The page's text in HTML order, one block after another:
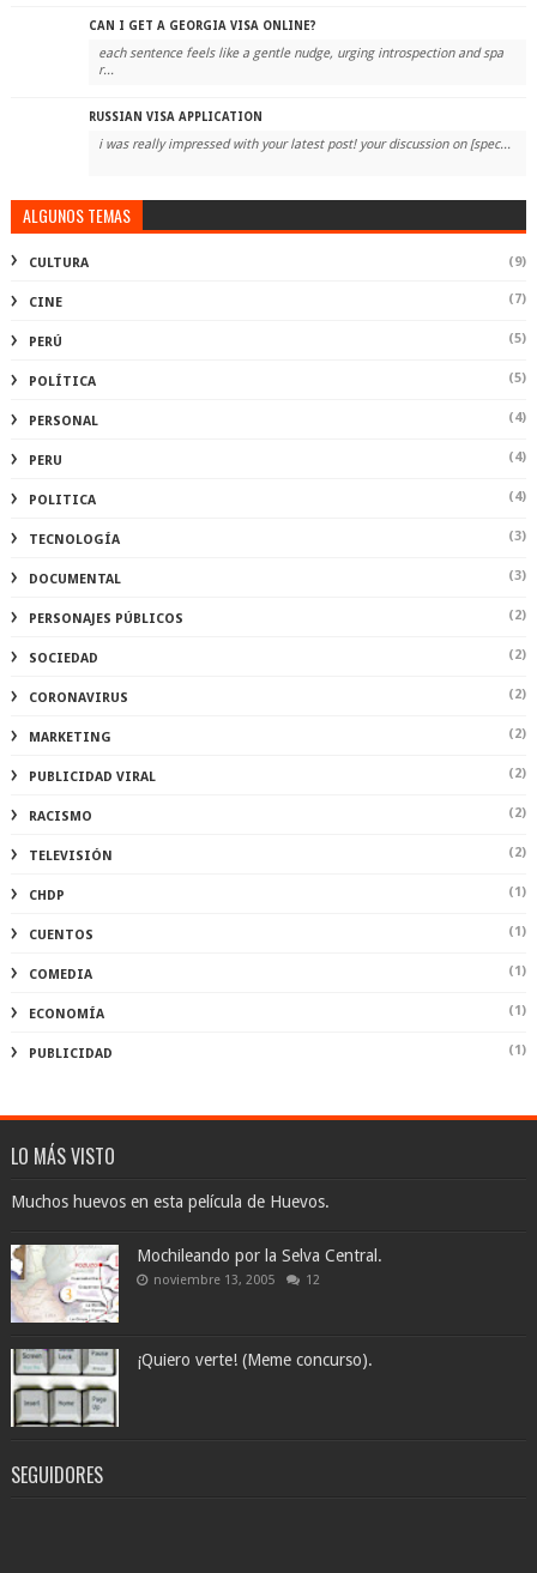
CAN I GET A GEORGIA VISA ONLINE?
each sentence feels like a gentle nudge, urging introspection and spa
r...
RUSSIAN VISA APPLICATION
i was really impressed with your latest post! your discussion on [spec...
ALGUNOS TEMAS
CULTURA (9)
CINE (7)
PERÚ (5)
POLÍTICA (5)
PERSONAL (4)
PERU (4)
POLITICA (4)
TECNOLOGÍA (3)
DOCUMENTAL (3)
PERSONAJES PÚBLICOS (2)
SOCIEDAD (2)
CORONAVIRUS (2)
MARKETING (2)
PUBLICIDAD VIRAL (2)
RACISMO (2)
TELEVISIÓN (2)
CHDP (1)
CUENTOS (1)
COMEDIA (1)
ECONOMÍA (1)
PUBLICIDAD (1)
LO MÁS VISTO
Muchos huevos en esta película de Huevos.
Mochileando por la Selva Central.
noviembre 13, 2005 12
¡Quiero verte! (Meme concurso).
SEGUIDORES